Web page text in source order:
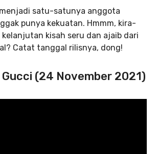
satu-satunya anggota
punya kekuatan. Hmmm, kira-
kelanjutan kisah seru dan ajaib dari
Catat tanggal rilisnya, dong!
(24 November 2021)